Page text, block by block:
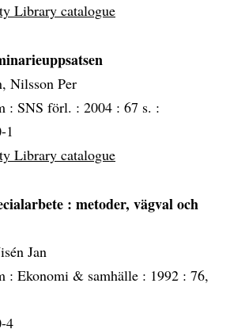
Library catalogue
Nilsson Per
: SNS förl. : 2004 : 67 s. :
1
Library catalogue
: metoder, vägval och
Jan
: Ekonomi & samhälle : 1992 : 76,
4